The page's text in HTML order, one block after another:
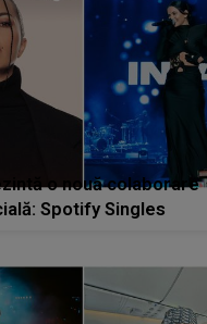
o nouă colaborare
Spotify Singles